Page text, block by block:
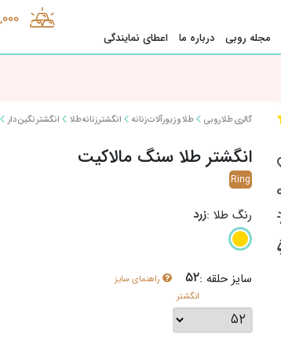
مجله روبی درباره ما اعطای نمایندگی
گالری طلا روبی طلا و زیورآلات زنانه انگشتر زنانه طلا انگشتر نگین دار
انگشتر طلا سنگ مالاکیت
Ring
رنگ طلا :زرد
سایز حلقه :52
راهنمای سایز
انگشتر